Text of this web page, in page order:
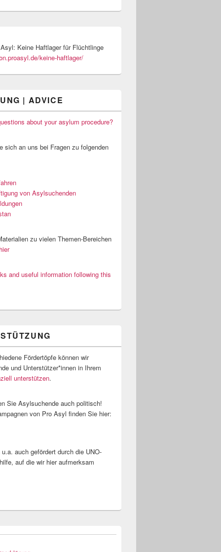
Keine Haftlager für Flüchtlinge
keine-haftlager/
| ADVICE
about your asylum procedure?
sich an uns bei Fragen zu folgenden
von Asylsuchenden
zu vielen Themen-Bereichen
hier
and useful information following this
Fördertöpfe können wir
und Unterstützer*innen in Ihrem
unterstützen.
Sie Asylsuchende auch politisch!
von Pro Asyl finden Sie hier:
u.a. auch gefördert durch die UNO-
auf die wir hier aufmerksam